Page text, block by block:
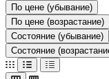
По цене (убывание)
По цене (возрастание)
Состояние (убывание)
Состояние